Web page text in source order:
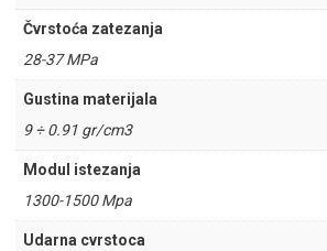
Čvrstoća zatezanja
28-37 MPa
Gustina materijala
9 ÷ 0.91 gr/cm3
Modul istezanja
1300-1500 Mpa
Udarna cvrstoca